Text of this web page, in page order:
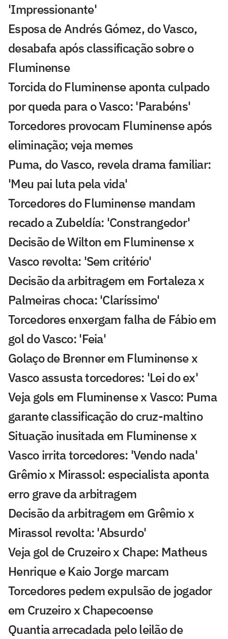
'Impressionante'
Esposa de Andrés Gómez, do Vasco,
desabafa após classificação sobre o
Fluminense
Torcida do Fluminense aponta culpado
por queda para o Vasco: 'Parabéns'
Torcedores provocam Fluminense após
eliminação; veja memes
Puma, do Vasco, revela drama familiar:
'Meu pai luta pela vida'
Torcedores do Fluminense mandam
recado a Zubeldía: 'Constrangedor'
Decisão de Wilton em Fluminense x
Vasco revolta: 'Sem critério'
Decisão da arbitragem em Fortaleza x
Palmeiras choca: 'Claríssimo'
Torcedores enxergam falha de Fábio em
gol do Vasco: 'Feia'
Golaço de Brenner em Fluminense x
Vasco assusta torcedores: 'Lei do ex'
Veja gols em Fluminense x Vasco: Puma
garante classificação do cruz-maltino
Situação inusitada em Fluminense x
Vasco irrita torcedores: 'Vendo nada'
Grêmio x Mirassol: especialista aponta
erro grave da arbitragem
Decisão da arbitragem em Grêmio x
Mirassol revolta: 'Absurdo'
Veja gol de Cruzeiro x Chape: Matheus
Henrique e Kaio Jorge marcam
Torcedores pedem expulsão de jogador
em Cruzeiro x Chapecoense
Quantia arrecadada pelo leilão de